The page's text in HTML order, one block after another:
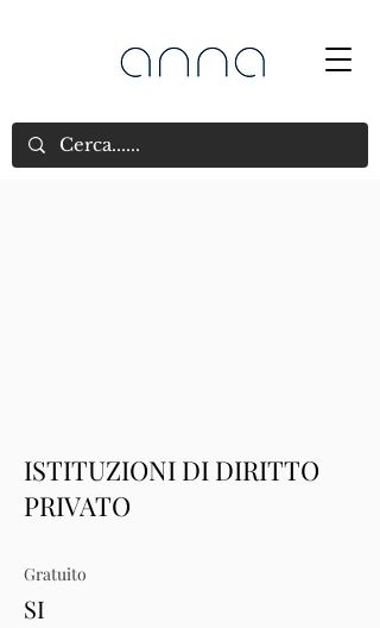
ISTITUZIONI DI DIRITTO
PRIVATO
Gratuito
SI